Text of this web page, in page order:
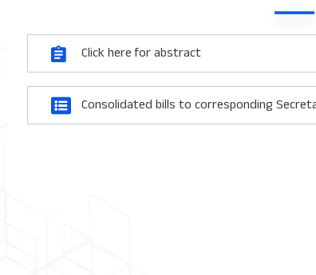
Click here for abstract
Consolidated bills to corresponding